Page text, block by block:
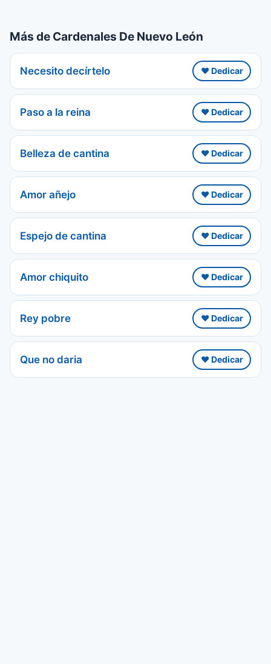
Más de Cardenales De Nuevo León
Necesito decírtelo ❤️ Dedicar
Paso a la reina ❤️ Dedicar
Belleza de cantina ❤️ Dedicar
Amor añejo ❤️ Dedicar
Espejo de cantina ❤️ Dedicar
Amor chiquito ❤️ Dedicar
Rey pobre ❤️ Dedicar
Que no daria ❤️ Dedicar